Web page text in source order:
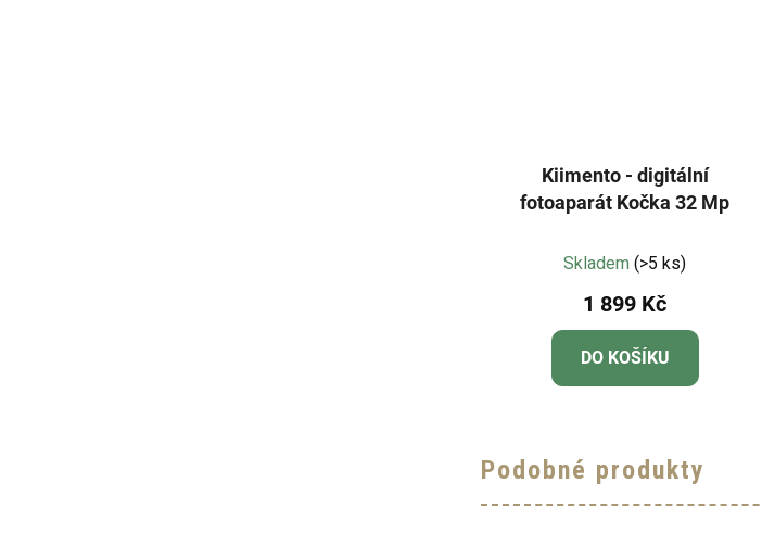
Kiimento - digitální
fotoaparát Kočka 32 Mp
hodnocení
produktu
je
5,0
z
Skladem(>5 ks)
1 899 Kč
DO KOŠÍKU
Podobné produkty